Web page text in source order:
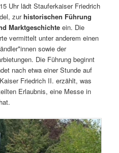
Uhr lädt Stauferkaiser Friedrich
zurhistorischen Führung
Marktgeschichte ein. Die
vermittelt unter anderem einen
sowie der
Die Führung beginnt
nach etwa einer Stunde auf
Friedrich II. erzählt, was
Erlaubnis, eine Messe in